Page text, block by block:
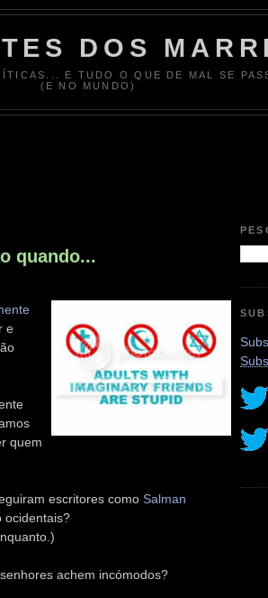
DOS
E TUDO O QUE DE MAL SE
(E NO MUNDO)
quando...
e
quem
escritores como Salman
ocidentais?
achem incómodos?